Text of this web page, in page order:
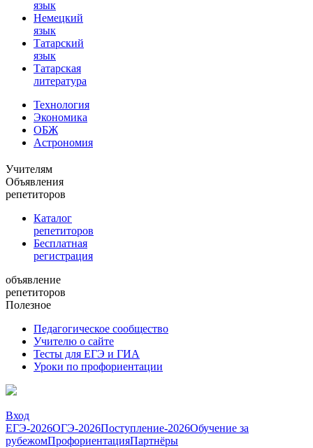
язык
Немецкий
язык
Татарский
язык
Татарская
литература
Технология
Экономика
ОБЖ
Астрономия
Учителям
Объявления
репетиторов
Каталог
репетиторов
Бесплатная
регистрация
объявление
репетиторов
Полезное
Педагогическое сообщество
Учителю о сайте
Тесты для ЕГЭ и ГИА
Уроки по профориентации
Вход
ЕГЭ-2026ОГЭ-2026Поступление-2026Обучение за
рубежомПрофориентацияПартнёры